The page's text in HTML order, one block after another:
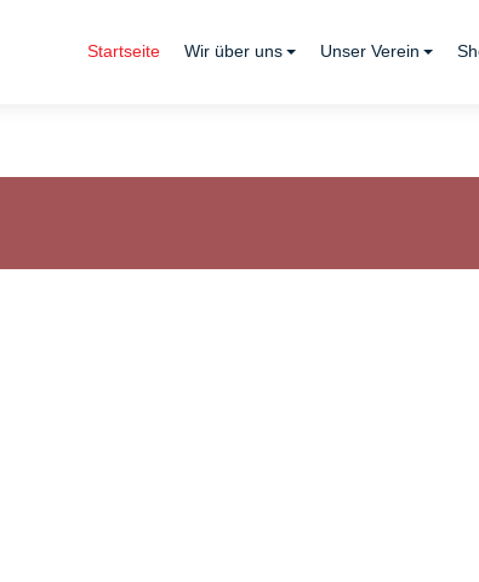
Startseite Wir über uns Unser Verein